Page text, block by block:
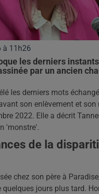
à 11h26
les derniers
par un ancien
les derniers mots
son enlèvement et son
2022. Elle a décrit
'monstre'.
de la
chez son père à
quelques jours plus tard.